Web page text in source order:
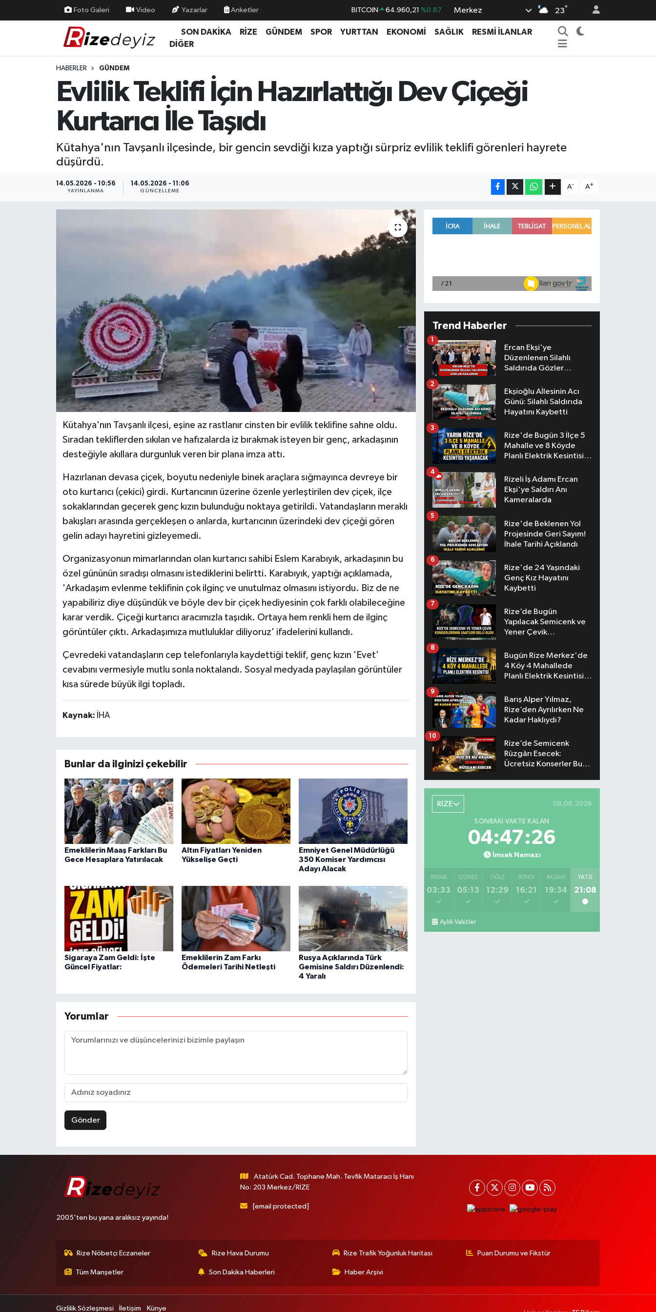
Foto Galeri Video Yazarlar Anketler BITCOIN 64.960,21 %0.87
DOLAR 47,7436 %0.18
GRAM ALTIN 6648.99
BİST100 13.779 %-14
Merkez 23°
SON DAKİKA RİZE GÜNDEM SPOR YURTTAN EKONOMİ SAĞLIK
RESMİ İLANLAR
DİĞER
HABERLER GÜNDEM
Evlilik Teklifi İçin Hazırlattığı Dev Çiçeği
Kurtarıcı İle Taşıdı
Kütahya'nın Tavşanlı ilçesinde, bir gencin sevdiği kıza yaptığı sürpriz evlilik teklifi görenleri hayrete
düşürdü.
14.05.2026 - 10:56
YAYINLANMA
14.05.2026 - 11:06
GÜNCELLEME
A- A+
Kütahya'nın Tavşanlı ilçesi, eşine az rastlanır cinsten bir evlilik teklifine sahne oldu.
Sıradan tekliflerden sıkılan ve hafızalarda iz bırakmak isteyen bir genç, arkadaşının
desteğiyle akıllara durgunluk veren bir plana imza attı.
Hazırlanan devasa çiçek, boyutu nedeniyle binek araçlara sığmayınca devreye bir
oto kurtarıcı (çekici) girdi. Kurtarıcının üzerine özenle yerleştirilen dev çiçek, ilçe
sokaklarından geçerek genç kızın bulunduğu noktaya getirildi. Vatandaşların meraklı
bakışları arasında gerçekleşen o anlarda, kurtarıcının üzerindeki dev çiçeği gören
gelin adayı hayretini gizleyemedi.
Organizasyonun mimarlarından olan kurtarıcı sahibi Eslem Karabıyık, arkadaşının bu
özel gününün sıradışı olmasını istediklerini belirtti. Karabıyık, yaptığı açıklamada,
'Arkadaşım evlenme teklifinin çok ilginç ve unutulmaz olmasını istiyordu. Biz de ne
yapabiliriz diye düşündük ve böyle dev bir çiçek hediyesinin çok farklı olabileceğine
karar verdik. Çiçeği kurtarıcı aracımızla taşıdık. Ortaya hem renkli hem de ilginç
görüntüler çıktı. Arkadaşımıza mutluluklar diliyoruz' ifadelerini kullandı.
Çevredeki vatandaşların cep telefonlarıyla kaydettiği teklif, genç kızın 'Evet'
cevabını vermesiyle mutlu sonla noktalandı. Sosyal medyada paylaşılan görüntüler
kısa sürede büyük ilgi topladı.
Kaynak: İHA
Bunlar da ilginizi çekebilir
Emeklilerin Maaş Farkları Bu
Gece Hesaplara Yatırılacak
Altın Fiyatları Yeniden
Yükselişe Geçti
Emniyet Genel Müdürlüğü
350 Komiser Yardımcısı
Adayı Alacak
Sigaraya Zam Geldi: İşte
Güncel Fiyatlar:
Emeklilerin Zam Farkı
Ödemeleri Tarihi Netleşti
Rusya Açıklarında Türk
Gemisine Saldırı Düzenlendi:
4 Yaralı
Yorumlar
Gönder
Trend Haberler
Ercan Ekşi'ye
Düzenlenen Silahlı
Saldırıda Gözler
1
Ekşioğlu Aİlesinin Acı
Günü: Silahlı Saldırıda
Hayatını Kaybetti
2
Rize'de Bugün 3 İlçe 5
Mahalle ve 8 Köyde
Planlı Elektrik Kesintisi
3
Rizeli İş Adamı Ercan
Ekşi'ye Saldırı Anı
Kameralarda
4
Rize'de Beklenen Yol
Projesinde Geri Sayım!
İhale Tarihi Açıklandı
5
Rize'de 24 Yaşındaki
Genç Kız Hayatını
Kaybetti
6
Rize’de Bugün
Yapılacak Semicenk ve
Yener Çevik
Belli Oldu
7
Bugün Rize Merkez'de
4 Köy 4 Mahallede
Planlı Elektrik Kesintisi
8
Barış Alper Yılmaz,
Rize’den Ayrılırken Ne
Kadar Haklıydı?
9
Rize’de Semicenk
Rüzgârı Esecek:
Ücretsiz Konserler Bu
10
RİZE 08.08.2026
SONRAKI VAKTE KALAN
04:47:25
İmsak Namazı
İMSAK
03:33
GÜNEŞ
05:13
ÖĞLE
12:29
İKINDI
16:21
AKŞAM
19:34
YATSI
21:08
Aylık Vakitler
2005'ten bu yana aralıksız yayında!
Atatürk Cad. Tophane Mah. Tevfik Mataracı İş Hanı
No: 203 Merkez/RİZE
[email protected]
Rize Nöbetçi Eczaneler Rize Hava Durumu Rize Trafik Yoğunluk Haritası Puan Durumu ve Fikstür
Tüm Manşetler Son Dakika Haberleri Haber Arşivi
Gizlilik Sözleşmesi İletişim Künye
Yurttan Haberler
Ekonomi
Rize Nöbetçi Eczaneler
Rize Trafik Yoğunluk Haritası
Süper Lig Puan Durumu ve Fikstür
Son Dakika Haberleri
Haber Arşivi